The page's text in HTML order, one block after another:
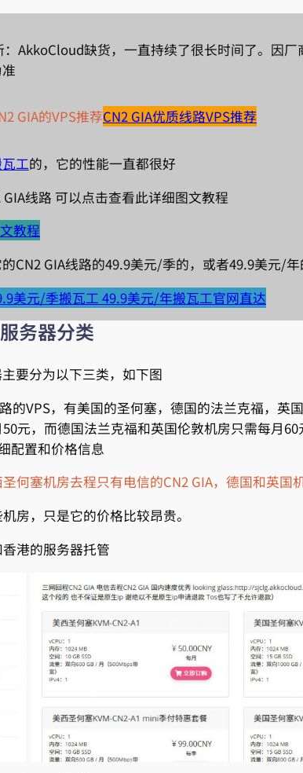
：AkkoCloud缺货，一直持续了很长时间了。因
GIA的VPS推荐CN2 GIA优质线路VPS推荐
工的，它的性能一直都很好
线路 可以点击查看此详细图文教程
教程
CN2 GIA线路的49.9美元/季的，或者49.9美元/
美元/季搬瓦工 49.9美元/年搬瓦工官网直达
务器分类
要分为以下三类，如下图
的VPS，有美国的圣何塞，德国的法兰克福，英
元，而德国法兰克福和英国伦敦机房只需每月
配置和价格信息
何塞机房去程只有电信的CN2 GIA，德国和英国
房，只是它的价格比较昂贵。
港的服务器托管